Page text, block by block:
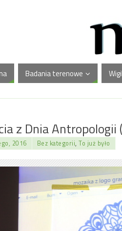
Badania terenowe
z Dnia
2016 Bez kategorii, To już było